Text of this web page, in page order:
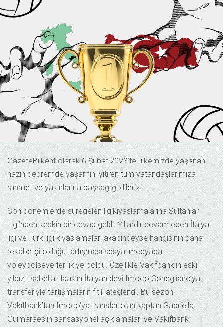
GazeteBilkent olarak 6 Şubat 2023’te ülkemizde yaşanan
hazin depremde yaşamını yitiren tüm vatandaşlarımıza
rahmet ve yakınlarına başsağlığı dileriz.
Son dönemlerde süregelen lig kıyaslamalarına Sultanlar
Ligi’nden keskin bir cevap geldi. Yıllardır devam eden İtalya
ligi ve Türk ligi kıyaslamaları akabindeyse hangisinin daha
rekabetçi olduğu tartışması sosyal medyada
voleybolseverleri ikiye böldü. Özellikle Vakıfbank’ın eski
yıldızı Isabella Haak’ın İtalyan devi Imoco Conegliano’ya
transferiyle tartışmaların fitili ateşlendi. Bu sezon
Vakıfbank’tan Imoco’ya transfer olan kaptan Gabriella
Guimaraes’in sansasyonel açıklamaları ve Vakıfbank